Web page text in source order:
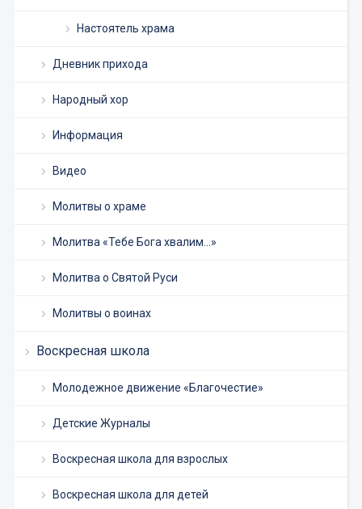
Настоятель храма
Дневник прихода
Народный хор
Информация
Видео
Молитвы о храме
Молитва «Тебе Бога хвалим…»
Молитва о Святой Руси
Молитвы о воинах
Воскресная школа
Молодежное движение «Благочестие»
Детские Журналы
Воскресная школа для взрослых
Воскресная школа для детей